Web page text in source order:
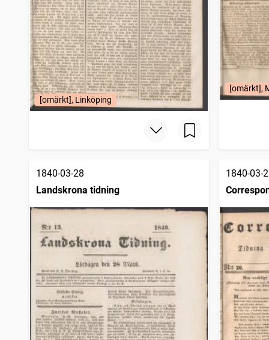
[omärkt], Linköping
[omärkt],
1840-03-28
Landskrona tidning
1840-03-